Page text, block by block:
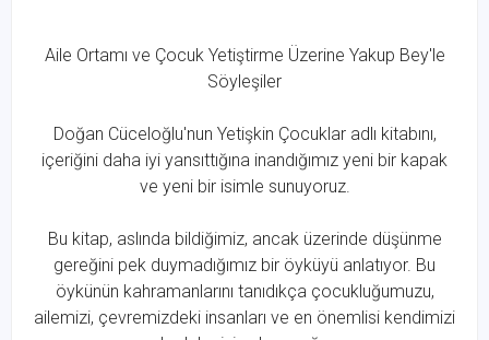
Aile Ortamı ve Çocuk Yetiştirme Üzerine Yakup Bey'le
Söyleşiler
Doğan Cüceloğlu'nun Yetişkin Çocuklar adlı kitabını,
içeriğini daha iyi yansıttığına inandığımız yeni bir kapak
ve yeni bir isimle sunuyoruz.
Bu kitap, aslında bildiğimiz, ancak üzerinde düşünme
gereğini pek duymadığımız bir öyküyü anlatıyor. Bu
öykünün kahramanlarını tanıdıkça çocukluğumuzu,
ailemizi, çevremizdeki insanları ve en önemlisi kendimizi